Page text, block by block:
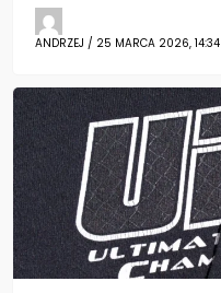
ANDRZEJ / 25 MARCA 2026, 14:34